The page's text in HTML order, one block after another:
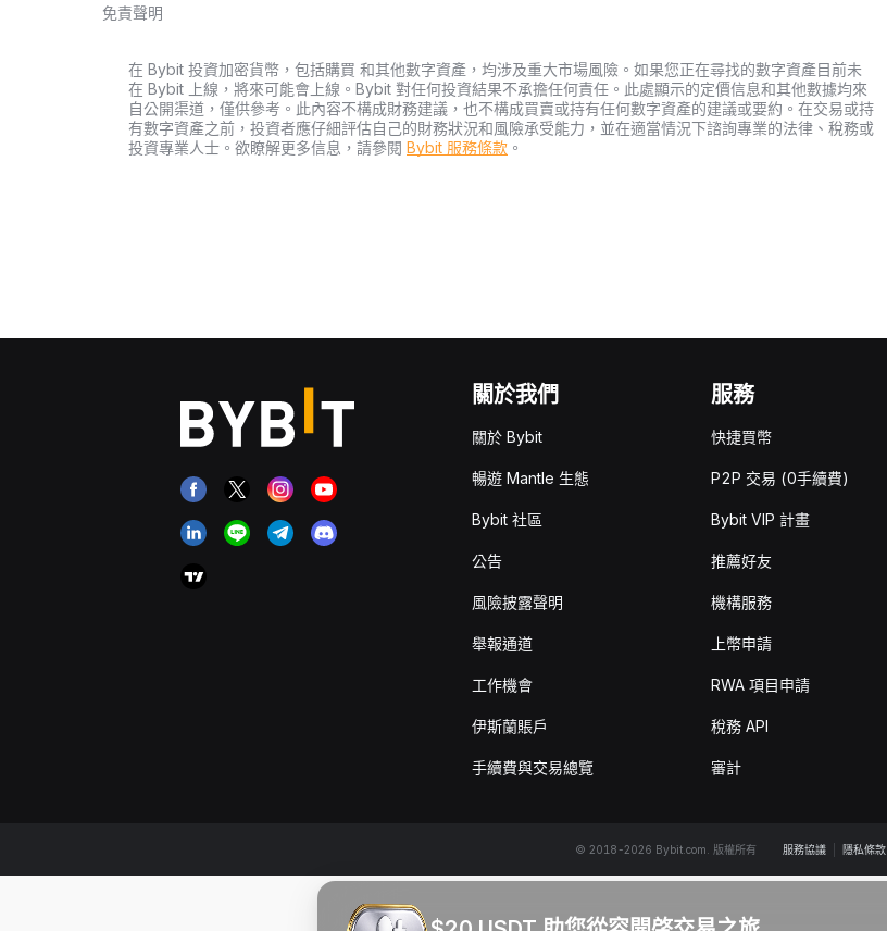
免責聲明
在 Bybit 投資加密貨幣，包括購買 和其他數字資產，均涉及重大市場風險。如果您正在尋找的數字資產目前未
在 Bybit 上線，將來可能會上線。Bybit 對任何投資結果不承擔任何責任。此處顯示的定價信息和其他數據均來
自公開渠道，僅供參考。此內容不構成財務建議，也不構成買賣或持有任何數字資產的建議或要約。在交易或持
有數字資產之前，投資者應仔細評估自己的財務狀況和風險承受能力，並在適當情況下諮詢專業的法律、稅務或
投資專業人士。欲瞭解更多信息，請參閱 Bybit 服務條款 。
關於我們
關於 Bybit
暢遊 Mantle 生態
Bybit 社區
公告
風險披露聲明
舉報通道
工作機會
伊斯蘭賬戶
手續費與交易總覽
服務
快捷買幣
P2P 交易 (0手續費)
Bybit VIP 計畫
推薦好友
機構服務
上幣申請
RWA 項目申請
稅務 API
審計
© 2018-2026 Bybit.com. 版權所有 服務協議 隱私條款